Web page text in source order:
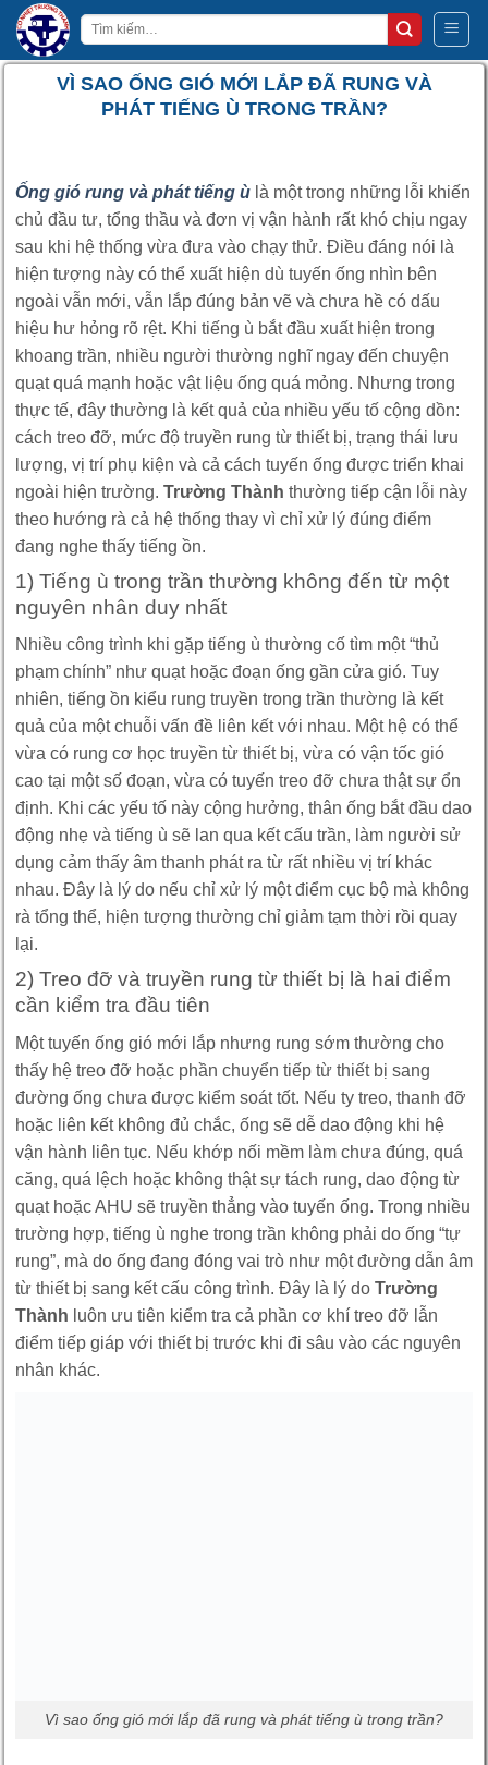
Bỏ
qua
nội
Tìm
kiếm:
VÌ SAO ỐNG GIÓ MỚI LẮP ĐÃ RUNG VÀ
PHÁT TIẾNG Ù TRONG TRẦN?
Ống gió rung và phát tiếng ù là một trong những lỗi khiến
chủ đầu tư, tổng thầu và đơn vị vận hành rất khó chịu ngay
sau khi hệ thống vừa đưa vào chạy thử. Điều đáng nói là
hiện tượng này có thể xuất hiện dù tuyến ống nhìn bên
ngoài vẫn mới, vẫn lắp đúng bản vẽ và chưa hề có dấu
hiệu hư hỏng rõ rệt. Khi tiếng ù bắt đầu xuất hiện trong
khoang trần, nhiều người thường nghĩ ngay đến chuyện
quạt quá mạnh hoặc vật liệu ống quá mỏng. Nhưng trong
thực tế, đây thường là kết quả của nhiều yếu tố cộng dồn:
cách treo đỡ, mức độ truyền rung từ thiết bị, trạng thái lưu
lượng, vị trí phụ kiện và cả cách tuyến ống được triển khai
ngoài hiện trường. Trường Thành thường tiếp cận lỗi này
theo hướng rà cả hệ thống thay vì chỉ xử lý đúng điểm
đang nghe thấy tiếng ồn.
1) Tiếng ù trong trần thường không đến từ một
nguyên nhân duy nhất
Nhiều công trình khi gặp tiếng ù thường cố tìm một “thủ
phạm chính” như quạt hoặc đoạn ống gần cửa gió. Tuy
nhiên, tiếng ồn kiểu rung truyền trong trần thường là kết
quả của một chuỗi vấn đề liên kết với nhau. Một hệ có thể
vừa có rung cơ học truyền từ thiết bị, vừa có vận tốc gió
cao tại một số đoạn, vừa có tuyến treo đỡ chưa thật sự ổn
định. Khi các yếu tố này cộng hưởng, thân ống bắt đầu dao
động nhẹ và tiếng ù sẽ lan qua kết cấu trần, làm người sử
dụng cảm thấy âm thanh phát ra từ rất nhiều vị trí khác
nhau. Đây là lý do nếu chỉ xử lý một điểm cục bộ mà không
rà tổng thể, hiện tượng thường chỉ giảm tạm thời rồi quay
lại.
2) Treo đỡ và truyền rung từ thiết bị là hai điểm
cần kiểm tra đầu tiên
Một tuyến ống gió mới lắp nhưng rung sớm thường cho
thấy hệ treo đỡ hoặc phần chuyển tiếp từ thiết bị sang
đường ống chưa được kiểm soát tốt. Nếu ty treo, thanh đỡ
hoặc liên kết không đủ chắc, ống sẽ dễ dao động khi hệ
vận hành liên tục. Nếu khớp nối mềm làm chưa đúng, quá
căng, quá lệch hoặc không thật sự tách rung, dao động từ
quạt hoặc AHU sẽ truyền thẳng vào tuyến ống. Trong nhiều
trường hợp, tiếng ù nghe trong trần không phải do ống “tự
rung”, mà do ống đang đóng vai trò như một đường dẫn âm
từ thiết bị sang kết cấu công trình. Đây là lý do Trường
Thành luôn ưu tiên kiểm tra cả phần cơ khí treo đỡ lẫn
điểm tiếp giáp với thiết bị trước khi đi sâu vào các nguyên
nhân khác.
Vì sao ống gió mới lắp đã rung và phát tiếng ù trong trần?